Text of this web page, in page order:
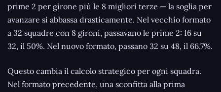
prime 2 per girone più le 8 migliori terze — la soglia per
avanzare si abbassa drasticamente. Nel vecchio formato
a 32 squadre con 8 gironi, passavano le prime 2: 16 su
32, il 50%. Nel nuovo formato, passano 32 su 48, il 66,7%.
Questo cambia il calcolo strategico per ogni squadra.
Nel formato precedente, una sconfitta alla prima